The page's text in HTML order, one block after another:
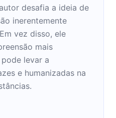
desafia a ideia de
inerentemente
vez disso, ele
mais
levar a
e humanizadas na